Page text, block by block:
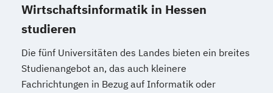
Wirtschaftsinformatik in Hessen
studieren
Die fünf Universitäten des Landes bieten ein breites
Studienangebot an, das auch kleinere
Fachrichtungen in Bezug auf Informatik oder